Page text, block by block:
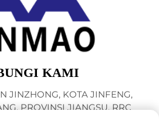
KAMI
JINZHONG, KOTA JINFENG,
PROVINSI JIANGSU, RRC